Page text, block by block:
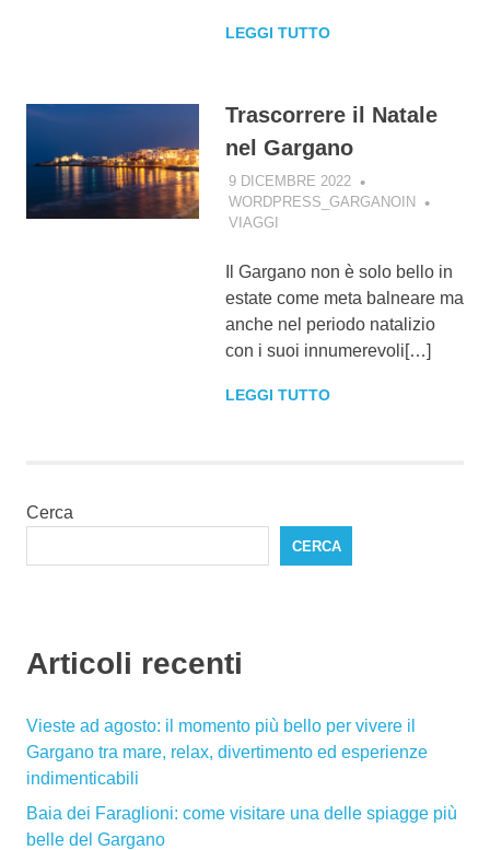
LEGGI TUTTO
Trascorrere il Natale
nel Gargano
9 DICEMBRE 2022
WORDPRESS_GARGANOIN
VIAGGI
Il Gargano non è solo bello in
estate come meta balneare ma
anche nel periodo natalizio
con i suoi innumerevoli[…]
LEGGI TUTTO
Cerca
CERCA
Articoli recenti
Vieste ad agosto: il momento più bello per vivere il
Gargano tra mare, relax, divertimento ed esperienze
indimenticabili
Baia dei Faraglioni: come visitare una delle spiagge più
belle del Gargano